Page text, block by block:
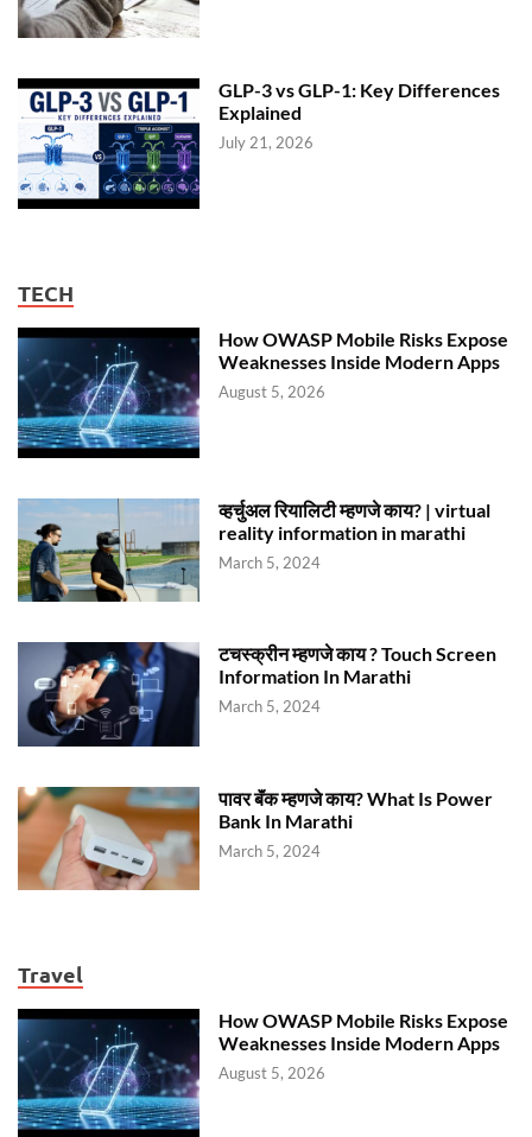
GLP-3 vs GLP-1: Key Differences
Explained
July 21, 2026
TECH
How OWASP Mobile Risks Expose
Weaknesses Inside Modern Apps
August 5, 2026
व्हर्चुअल रियालिटी म्हणजे काय? | virtual
reality information in marathi
March 5, 2024
टचस्क्रीन म्हणजे काय ? Touch Screen
Information In Marathi
March 5, 2024
पावर बॅंक म्हणजे काय? What Is Power
Bank In Marathi
March 5, 2024
Travel
How OWASP Mobile Risks Expose
Weaknesses Inside Modern Apps
August 5, 2026